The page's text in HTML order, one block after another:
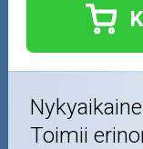
Toimii